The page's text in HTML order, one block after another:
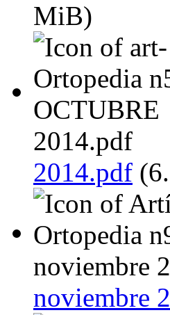
MiB)
2014.pdf
noviembre